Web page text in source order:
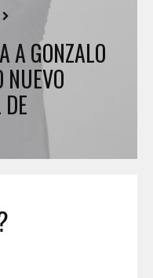
A GONZALO
NUEVO